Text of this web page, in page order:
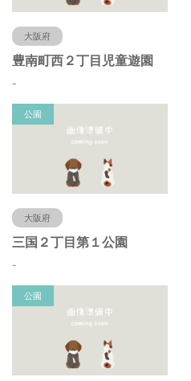
大阪府
豊南町西２丁目児童遊園
-
公園
大阪府
三国２丁目第１公園
-
公園